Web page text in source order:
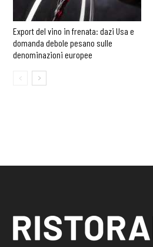
Export del vino in frenata: dazi Usa e
domanda debole pesano sulle
denominazioni europee